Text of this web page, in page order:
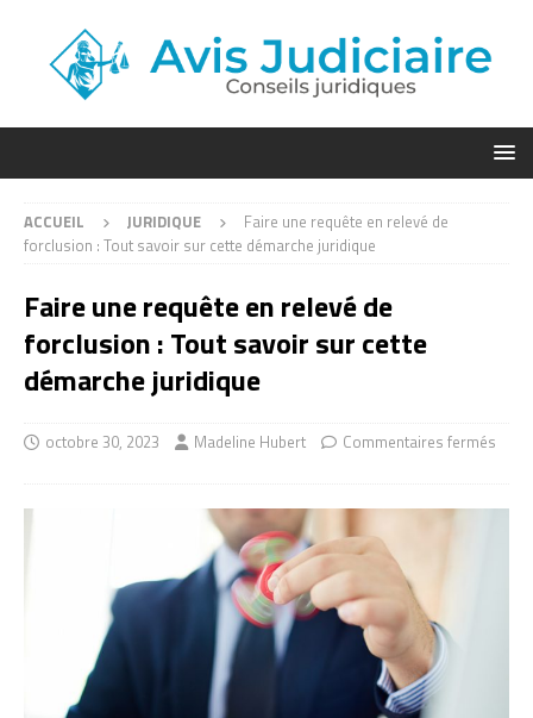
ACCUEIL JURIDIQUE
Faire une requête en relevé de
forclusion : Tout savoir sur cette démarche juridique
Faire une requête en relevé de
forclusion : Tout savoir sur cette
démarche juridique
octobre 30, 2023 Madeline Hubert Commentaires fermés